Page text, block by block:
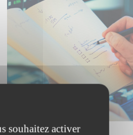
souhaitez activer